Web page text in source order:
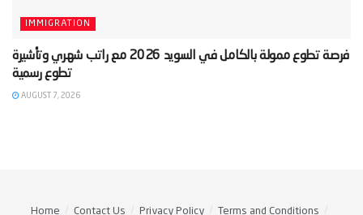
IMMIGRATION
‫فرصة تطوع ممولة بالكامل في السويد 2026 مع راتب شهري وتأشيرة
تطوع رسمية‬
AUGUST 7, 2026
Home Contact Us Privacy Policy Terms and Conditions